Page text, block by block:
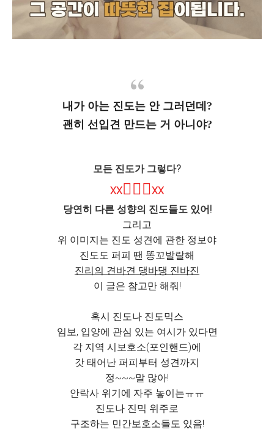
내가 아는 진도는 안 그러던데?
괜히 선입견 만드는 거 아니야?
모든 진도가 그렇다?
XX🙅🏻‍♀️XX
당연히 다른 성향의 진도들도 있어!
그리고
위 이미지는 진도 성견에 관한 정보야
진도도 퍼피 땐 똥꼬발랄해
진리의 견바견 댕바댕 진바진
이 글은 참고만 해줘!
혹시 진도나 진도믹스
임보, 입양에 관심 있는 여시가 있다면
각 지역 시보호소(포인핸드)에
갓 태어난 퍼피부터 성견까지
정~~~말 많아!
안락사 위기에 자주 놓이는ㅠㅠ
진도나 진믹 위주로
구조하는 민간보호소들도 있음!